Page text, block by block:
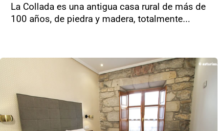
La Collada es una antigua casa rural de más de
100 años, de piedra y madera, totalmente...